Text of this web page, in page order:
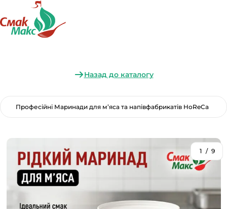
Назад до каталогу
Професійні Маринади для м’яса та напівфабрикатів HoReCa
1 / 9